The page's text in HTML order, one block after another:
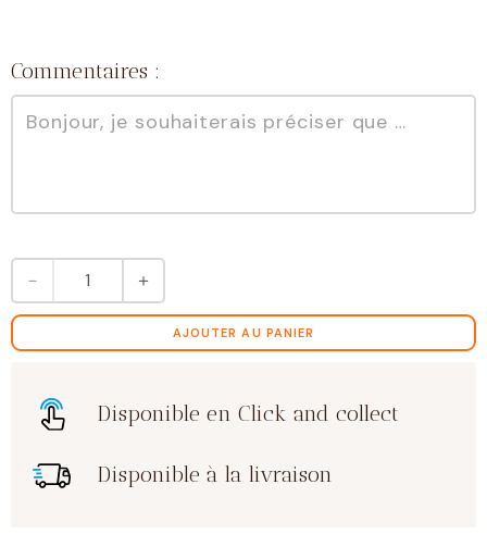
Commentaires :
quantité
de
Mini
tablettes
chocolat
100%
－ ＋
AJOUTER AU PANIER
Disponible en Click and collect
Disponible à la livraison